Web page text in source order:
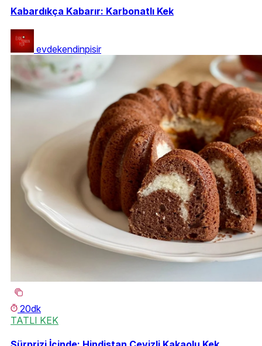
Kabardıkça Kabarır: Karbonatlı Kek
evdekendinpisir
20dk
TATLI KEK